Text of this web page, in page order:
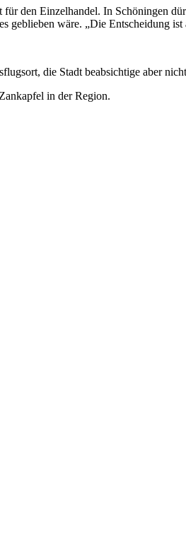
den Einzelhandel. In Schöningen
geblieben wäre. „Die Entscheidung
die Stadt beabsichtige aber
in der Region.